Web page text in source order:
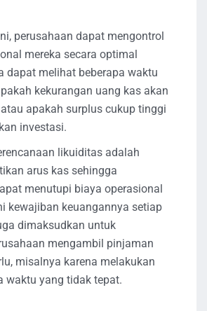
perusahaan dapat mengontrol
mereka secara optimal
dapat melihat beberapa waktu
kekurangan uang kas akan
apakah surplus cukup tinggi
investasi.
likuiditas adalah
arus kas sehingga
menutupi biaya operasional
kewajiban keuangannya setiap
dimaksudkan untuk
mengambil pinjaman
misalnya karena melakukan
waktu yang tidak tepat.